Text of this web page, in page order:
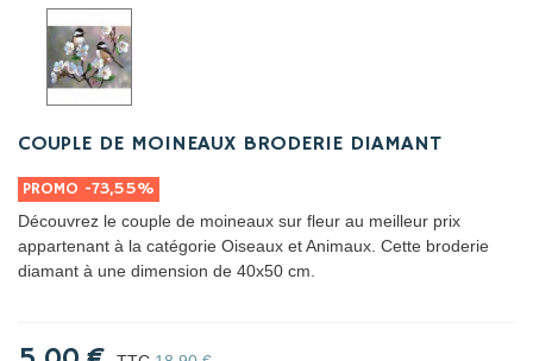
COUPLE DE MOINEAUX BRODERIE DIAMANT
PROMO -73,55%
Découvrez le couple de moineaux sur fleur au meilleur prix
appartenant à la catégorie Oiseaux et Animaux. Cette broderie
diamant à une dimension de 40x50 cm.